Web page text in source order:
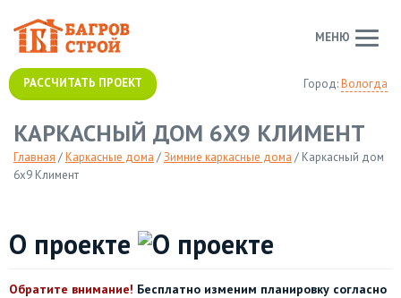
Город:Вологда
РАССЧИТАТЬ ПРОЕКТ
МЕНЮ
КАРКАСНЫЙ ДОМ 6Х9 КЛИМЕНТ
Главная /Каркасные дома /Зимние каркасные дома / Каркасный дом
6х9 Климент
О проекте
Обратите внимание! Бесплатно изменим планировку согласно